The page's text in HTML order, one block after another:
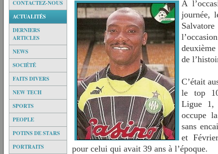
CONTACTEZ-NOUS
ACTUALITÉS
DERNIERS
ARTICLES
NEWS
SOCIÉTÉ
FAITS DIVERS
NEW TECH
SPORTS
PEOPLE
POTINS DE STARS
PORTRAITS
A
journée,
de
C’était
le top
Ligue 1,
occupe
sans
et
pour celui qui avait 39 ans à l’époque.